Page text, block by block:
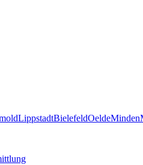
LippstadtBielefeldOeldeMinden